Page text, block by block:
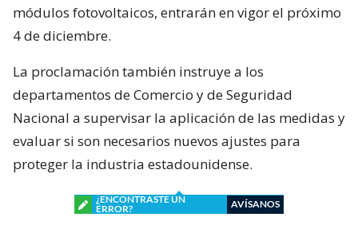
módulos fotovoltaicos, entrarán en vigor el próximo
4 de diciembre.
La proclamación también instruye a los
departamentos de Comercio y de Seguridad
Nacional a supervisar la aplicación de las medidas y
evaluar si son necesarios nuevos ajustes para
proteger la industria estadounidense.
¿ENCONTRASTE UN
ERROR?
AVÍSANOS